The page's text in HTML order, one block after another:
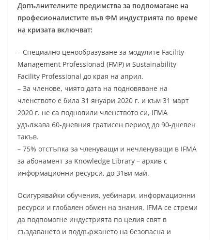
Допълнителните предимства за подпомагане на
професионалистите във ФМ индустрията по време
на кризата включват:
– Специално ценообразуване за модулите Facility
Management Professionad (FMP) и Sustainability
Facility Professional до края на април.
– За членове, чиято дата на подновяване на
членството е била 31 януари 2020 г. и към 31 март
2020 г. не са подновили членството си, IFMA
удължава 60-дневния гратисен период до 90-дневен
такъв.
– 75% отстъпка за членуващи и нечленуващи в IFMA
за абонамент за Knowledge Library – архив с
информационни ресурси, до 31ви май.
Осигурявайки обучения, уебинари, информационни
ресурси и глобален обмен на знания, IFMA се стреми
да подпомогне индустрията по целия свят в
създаването и поддържането на безопасна и